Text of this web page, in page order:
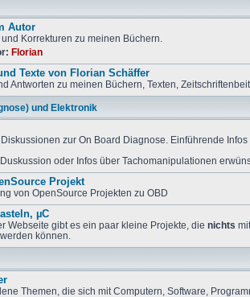
Autor
Korrekturen zu meinen Büchern.
Florian
Texte von Florian Schäffer
Antworten zu meinen Büchern, Texten,
und Elektronik
zur On Board Diagnose. Einführende
oder Infos über Tachomanipulationen
Projekt
von OpenSource Projekten zu OBD
µC
Webseite gibt es ein paar kleine Projekte, die nichts
können.
Themen, die sich mit Computern, Software,